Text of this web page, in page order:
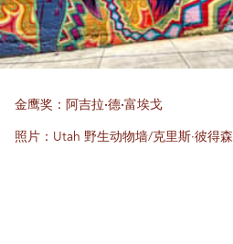
金鹰奖：阿吉拉·德·富埃戈
照片：Utah 野生动物墙/克里斯·彼得森